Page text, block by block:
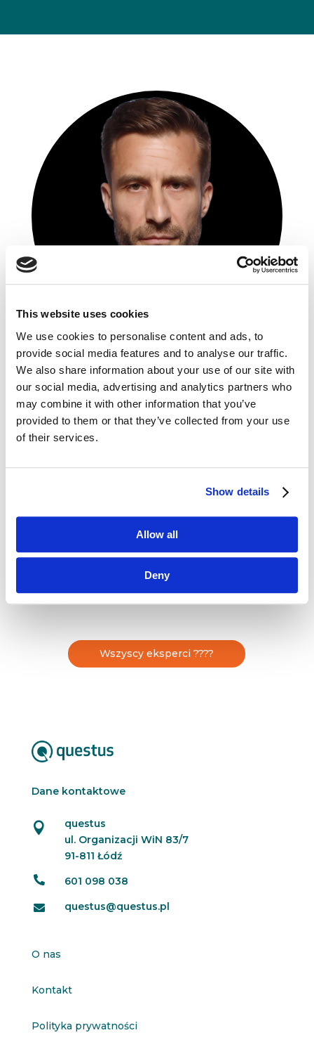
This website uses cookies
We use cookies to personalise content and ads, to
provide social media features and to analyse our traffic.
We also share information about your use of our site with
our social media, advertising and analytics partners who
may combine it with other information that you’ve
provided to them or that they’ve collected from your use
of their services.
Show details
Allow all
Deny
Tomasz Paluch
Vetoquinol Global
Marketing Manager
Jest związany z sektorem sprzedaży
doświadczenie głównie koncentruje się
obecnej pełni funkcjw Dyrektora ds. Marketingu
w firmie Vetoquinol. Ukończył program Diploma
(CIM), oraz uczestniczył w […]
Wszyscy eksperci ????
Dane kontaktowe

questus
ul. Organizacji WiN 83/7
91-811 Łódź
 601 098 038
 questus@questus.pl
O nas
Kontakt
Polityka prywatności